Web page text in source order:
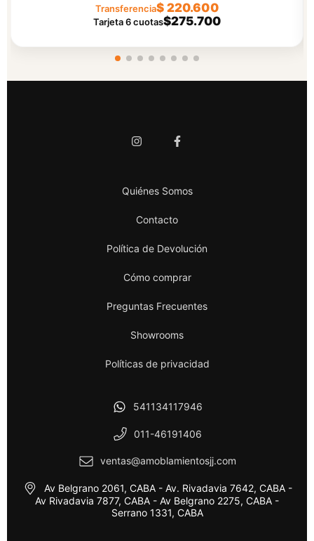
Transferencia$ 220.600
Tarjeta 6 cuotas$275.700
Quiénes Somos
Contacto
Política de Devolución
Cómo comprar
Preguntas Frecuentes
Showrooms
Políticas de privacidad
541134117946
011-46191406
ventas@amoblamientosjj.com
Av Belgrano 2061, CABA - Av. Rivadavia 7642, CABA -
Av Rivadavia 7877, CABA - Av Belgrano 2275, CABA -
Serrano 1331, CABA